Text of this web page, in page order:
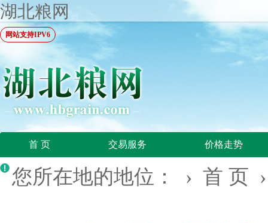
湖北粮网
网站支持IPV6
首 页 交易服务 价格走势
您所在地的地位： › 首 页